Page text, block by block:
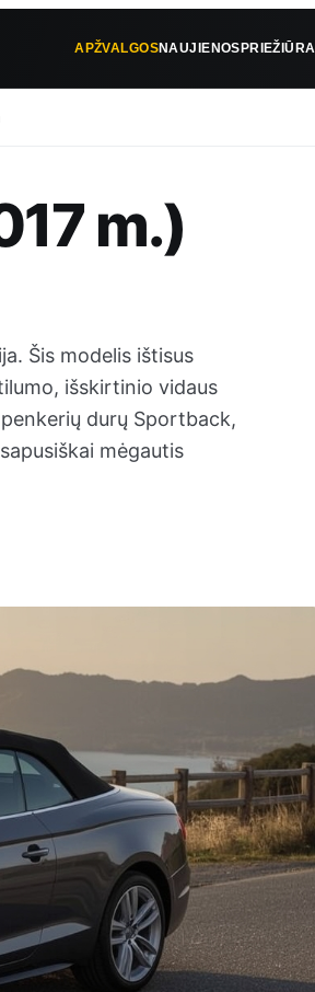
APŽVALGOSNAUJIENOSPRIEŽIŪRA
m.)
Šis modelis ištisus
išskirtinio vidaus
durų Sportback,
mėgautis